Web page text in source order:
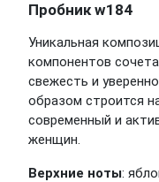
Пробник w184
Уникальная
компонентов
свежесть и
образом строится
современный и
женщин.
Верхние ноты: